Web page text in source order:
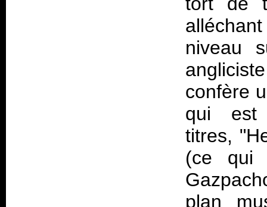
niveau
confère
qui est
titres,
(ce qui
plan